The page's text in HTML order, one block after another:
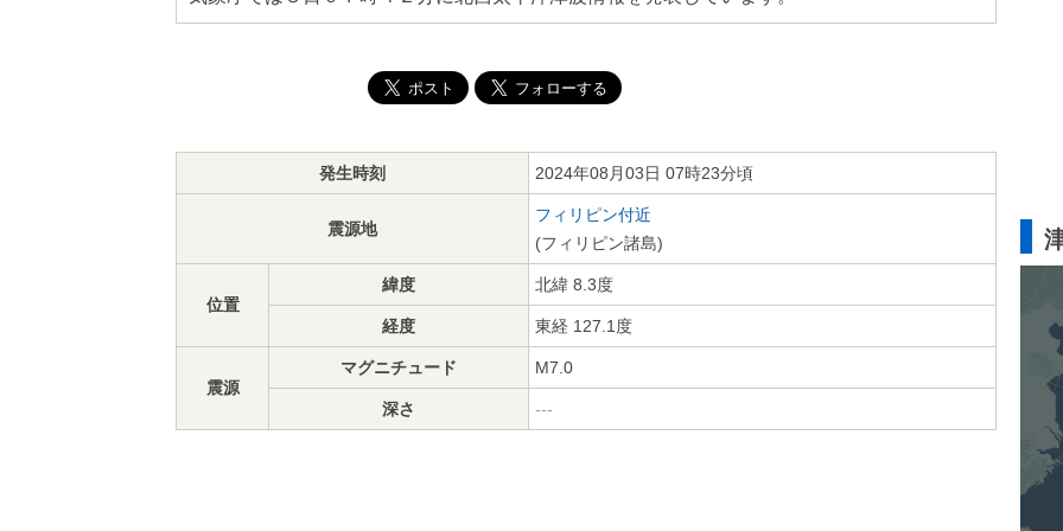
発生時刻 2024年08月03日 07時23分頃
震源地
フィリピン付近
(フィリピン諸島)
位置
緯度 北緯 8.3度
経度 東経 127.1度
震源
マグニチュード M7.0
深さ ---